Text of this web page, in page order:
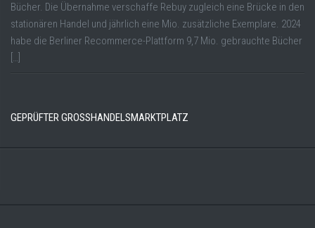
Bücher. Die Übernahme verschaffe Rebuy zugleich eine Brücke in den
stationären Handel und jährlich eine Mio. zusätzliche Exemplare. 2024
habe die Berliner Recommerce-Plattform 9,7 Mio. gebrauchte Bücher
[…]
GEPRÜFTER GROSSHANDELSMARKTPLATZ